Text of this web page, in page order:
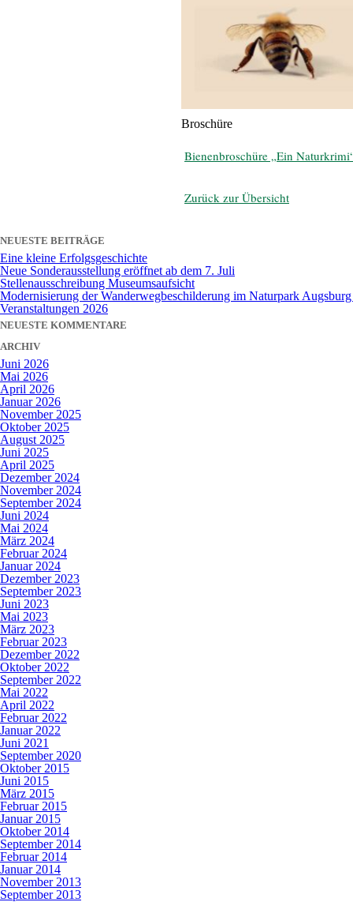
Broschüre
Bienenbroschüre „Ein
Zurück zur Übersicht
NEUESTE BEITRÄGE
Eine kleine Erfolgsgeschichte
Neue Sonderausstellung eröffnet ab dem 7. Juli
Stellenausschreibung Museumsaufsicht
Modernisierung der Wanderwegbeschilderung im Naturpark
Veranstaltungen 2026
NEUESTE KOMMENTARE
ARCHIV
Juni 2026
Mai 2026
April 2026
Januar 2026
November 2025
Oktober 2025
August 2025
Juni 2025
April 2025
Dezember 2024
November 2024
September 2024
Juni 2024
Mai 2024
März 2024
Februar 2024
Januar 2024
Dezember 2023
September 2023
Juni 2023
Mai 2023
März 2023
Februar 2023
Dezember 2022
Oktober 2022
September 2022
Mai 2022
April 2022
Februar 2022
Januar 2022
Juni 2021
September 2020
Oktober 2015
Juni 2015
März 2015
Februar 2015
Januar 2015
Oktober 2014
September 2014
Februar 2014
Januar 2014
November 2013
September 2013